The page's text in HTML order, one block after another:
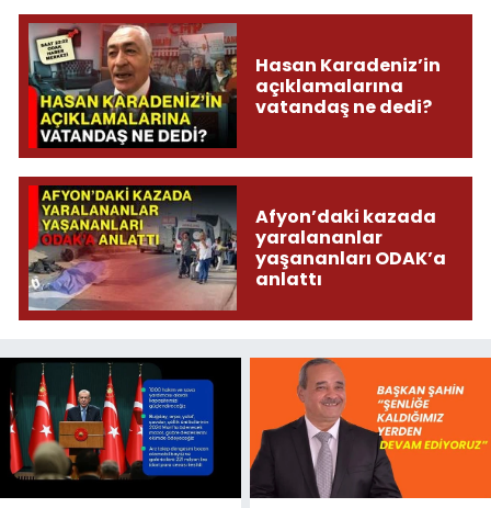
Hasan Karadeniz’in
açıklamalarına
vatandaş ne dedi?
Afyon’daki kazada
yaralananlar
yaşananları ODAK’a
anlattı